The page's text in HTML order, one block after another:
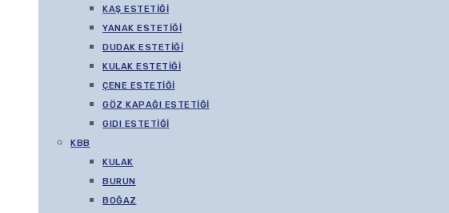
KAŞ ESTETIĞI
YANAK ESTETIĞI
DUDAK ESTETIĞI
KULAK ESTETIĞI
ÇENE ESTETIĞI
GÖZ KAPAĞI ESTETIĞI
GIDI ESTETIĞI
KBB
KULAK
BURUN
BOĞAZ